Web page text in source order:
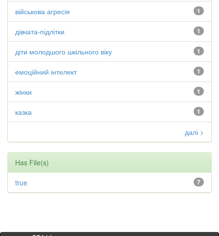
1
військова агресія
1
дівчата-підлітки
1
діти молодшого шкільного віку
1
емоційний інтелект
1
жінки
1
казка
далі >
Has File(s)
7
true